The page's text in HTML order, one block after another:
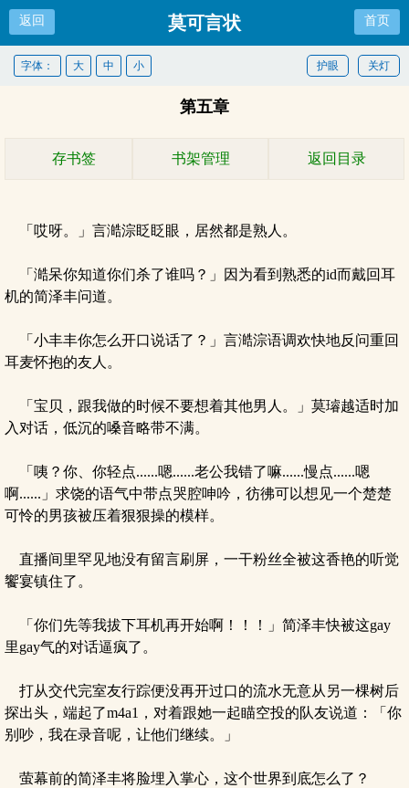
返回 莫可言状 首页
关灯
护眼
字体： 大 中 小
第五章
存书签 书架管理 返回目录
「哎呀。」言澔淙眨眨眼，居然都是熟人。
「澔呆你知道你们杀了谁吗？」因为看到熟悉的id而戴回耳
机的简泽丰问道。
「小丰丰你怎么开口说话了？」言澔淙语调欢快地反问重回
耳麦怀抱的友人。
「宝贝，跟我做的时候不要想着其他男人。」莫璿越适时加
入对话，低沉的嗓音略带不满。
「咦？你、你轻点......嗯......老公我错了嘛......慢点......嗯
啊......」求饶的语气中带点哭腔呻吟，彷彿可以想见一个楚楚
可怜的男孩被压着狠狠操的模样。
直播间里罕见地没有留言刷屏，一干粉丝全被这香艳的听觉
饗宴镇住了。
「你们先等我拔下耳机再开始啊！！！」简泽丰快被这gay
里gay气的对话逼疯了。
打从交代完室友行踪便没再开过口的流水无意从另一棵树后
探出头，端起了m4a1，对着跟她一起瞄空投的队友说道：「你
别吵，我在录音呢，让他们继续。」
萤幕前的简泽丰将脸埋入掌心，这个世界到底怎么了？